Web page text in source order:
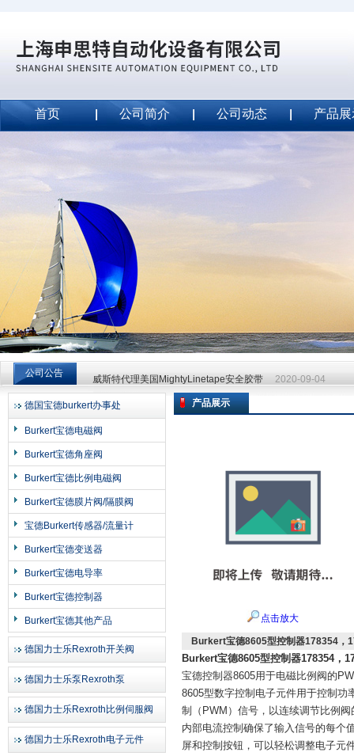
上海申思特自动化设备有限公司
首页 公司简介 公司动态 产品
公司公告
威斯特代理美国MightyLinetape安全胶带 2020-09-04
威斯特代理美国MightyLinetape安全胶带 2020-09-04
威斯特代理美国MightyLinetape安全胶带
德国宝德burkert办事处
Burkert宝德电磁阀
Burkert宝德角座阀
Burkert宝德比例电磁阀
Burkert宝德膜片阀/隔膜阀
宝德Burkert传感器/流量计
Burkert宝德变送器
Burkert宝德电导率
Burkert宝德控制器
Burkert宝德其他产品
德国力士乐Rexroth开关阀
德国力士乐泵Rexroth泵
德国力士乐Rexroth比例伺服阀
德国力士乐Rexroth电子元件
产品展示
点击放大
Burkert宝德8605型控制器178354，
Burkert宝德8605型控制器178354，
宝德控制器8605用于电磁比例阀的
8605型数字控制电子元件用于控制功
制（PWM）信号，以连续调节比例
内部电流控制确保了输入信号的每个
屏和控制按钮，可以轻松调整电子元